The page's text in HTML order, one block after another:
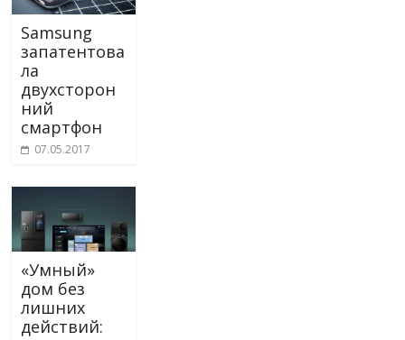
Samsung
запатентова
ла
двухсторон
ний
смартфон
07.05.2017
«Умный»
дом без
лишних
действий: